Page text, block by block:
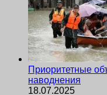
Приоритетные
наводнения
18.07.2025